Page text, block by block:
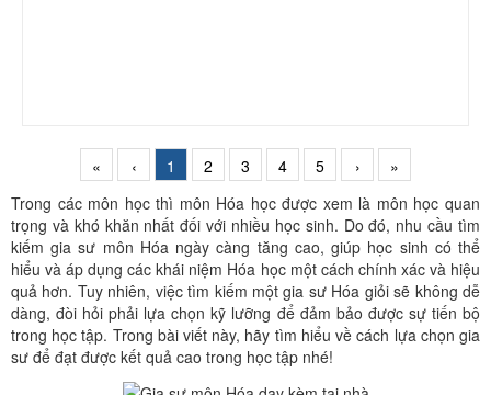
« ‹ 1 2 3 4 5 ›
»
Trong các môn học thì môn Hóa học được xem là môn học quan
trọng và khó khăn nhất đối với nhiều học sinh. Do đó, nhu cầu tìm
kiếm gia sư môn Hóa ngày càng tăng cao, giúp học sinh có thể
hiểu và áp dụng các khái niệm Hóa học một cách chính xác và hiệu
quả hơn. Tuy nhiên, việc tìm kiếm một gia sư Hóa giỏi sẽ không dễ
dàng, đòi hỏi phải lựa chọn kỹ lưỡng để đảm bảo được sự tiến bộ
trong học tập. Trong bài viết này, hãy tìm hiểu về cách lựa chọn gia
sư để đạt được kết quả cao trong học tập nhé!